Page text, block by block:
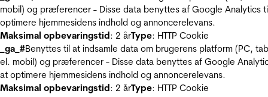
mobil) og præferencer - Disse data benyttes af Google Analytics
optimere hjemmesidens indhold og annoncerelevans.
Maksimal opbevaringstid: 2 årType: HTTP Cookie
_ga_#Benyttes til at indsamle data om brugerens platform (PC,
el. mobil) og præferencer - Disse data benyttes af Google
at optimere hjemmesidens indhold og annoncerelevans.
Maksimal opbevaringstid: 2 årType: HTTP Cookie